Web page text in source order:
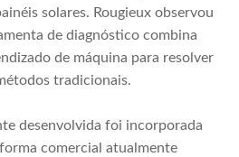
solares. Rougieux observou
de diagnóstico combina
de máquina para resolver
tradicionais.
desenvolvida foi incorporada
comercial atualmente